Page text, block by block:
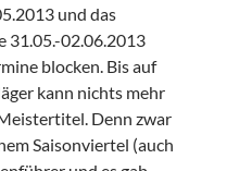
und das
31.05.-02.06.2013
blocken. Bis auf
kann nichts mehr
Denn zwar
Saisonviertel (auch